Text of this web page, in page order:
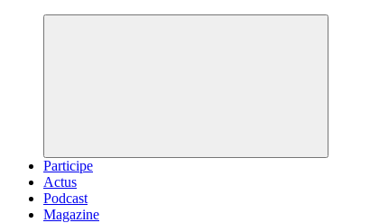
Participe
Actus
Podcast
Magazine